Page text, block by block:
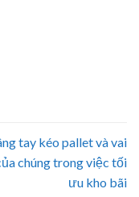
tay kéo pallet và vai
chúng trong việc tối
ưu kho bãi